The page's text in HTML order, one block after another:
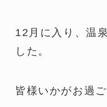
12月に入り、温
した。
皆様いかがお過